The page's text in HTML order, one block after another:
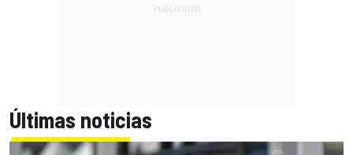
Últimas noticias